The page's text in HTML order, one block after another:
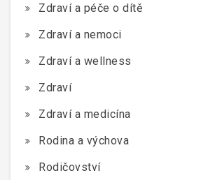
Zdraví a péče o dítě
Zdraví a nemoci
Zdraví a wellness
Zdraví
Zdraví a medicína
Rodina a výchova
Rodičovství